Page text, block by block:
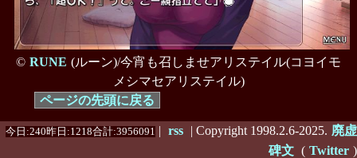
© RUNE (ルーン)/今宵も召しませアリステイル(コヨイモ
メシマセアリステイル)
ページの先頭に戻る
今日:240昨日:1218合計:3956091 | rss | Copyright 1998.2.6-2025. 廃虚
碑文 ( Twitter )